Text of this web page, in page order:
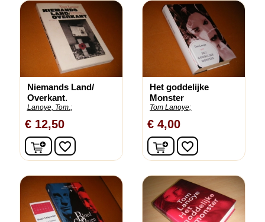
Niemands Land/
Overkant.
Lanoye, Tom.;
€ 12,50
In winkelwagen
favorite_border
Het goddelijke
Monster
Tom Lanoye;
€ 4,00
In winkelwagen
favorite_border